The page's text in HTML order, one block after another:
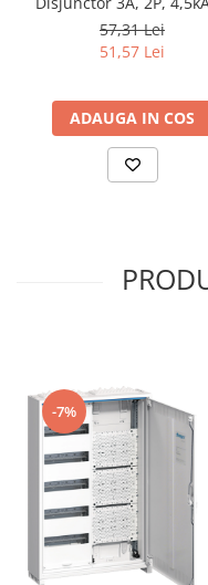
57,31 Lei
51,57 Lei
ADAUGA IN COS
-7%